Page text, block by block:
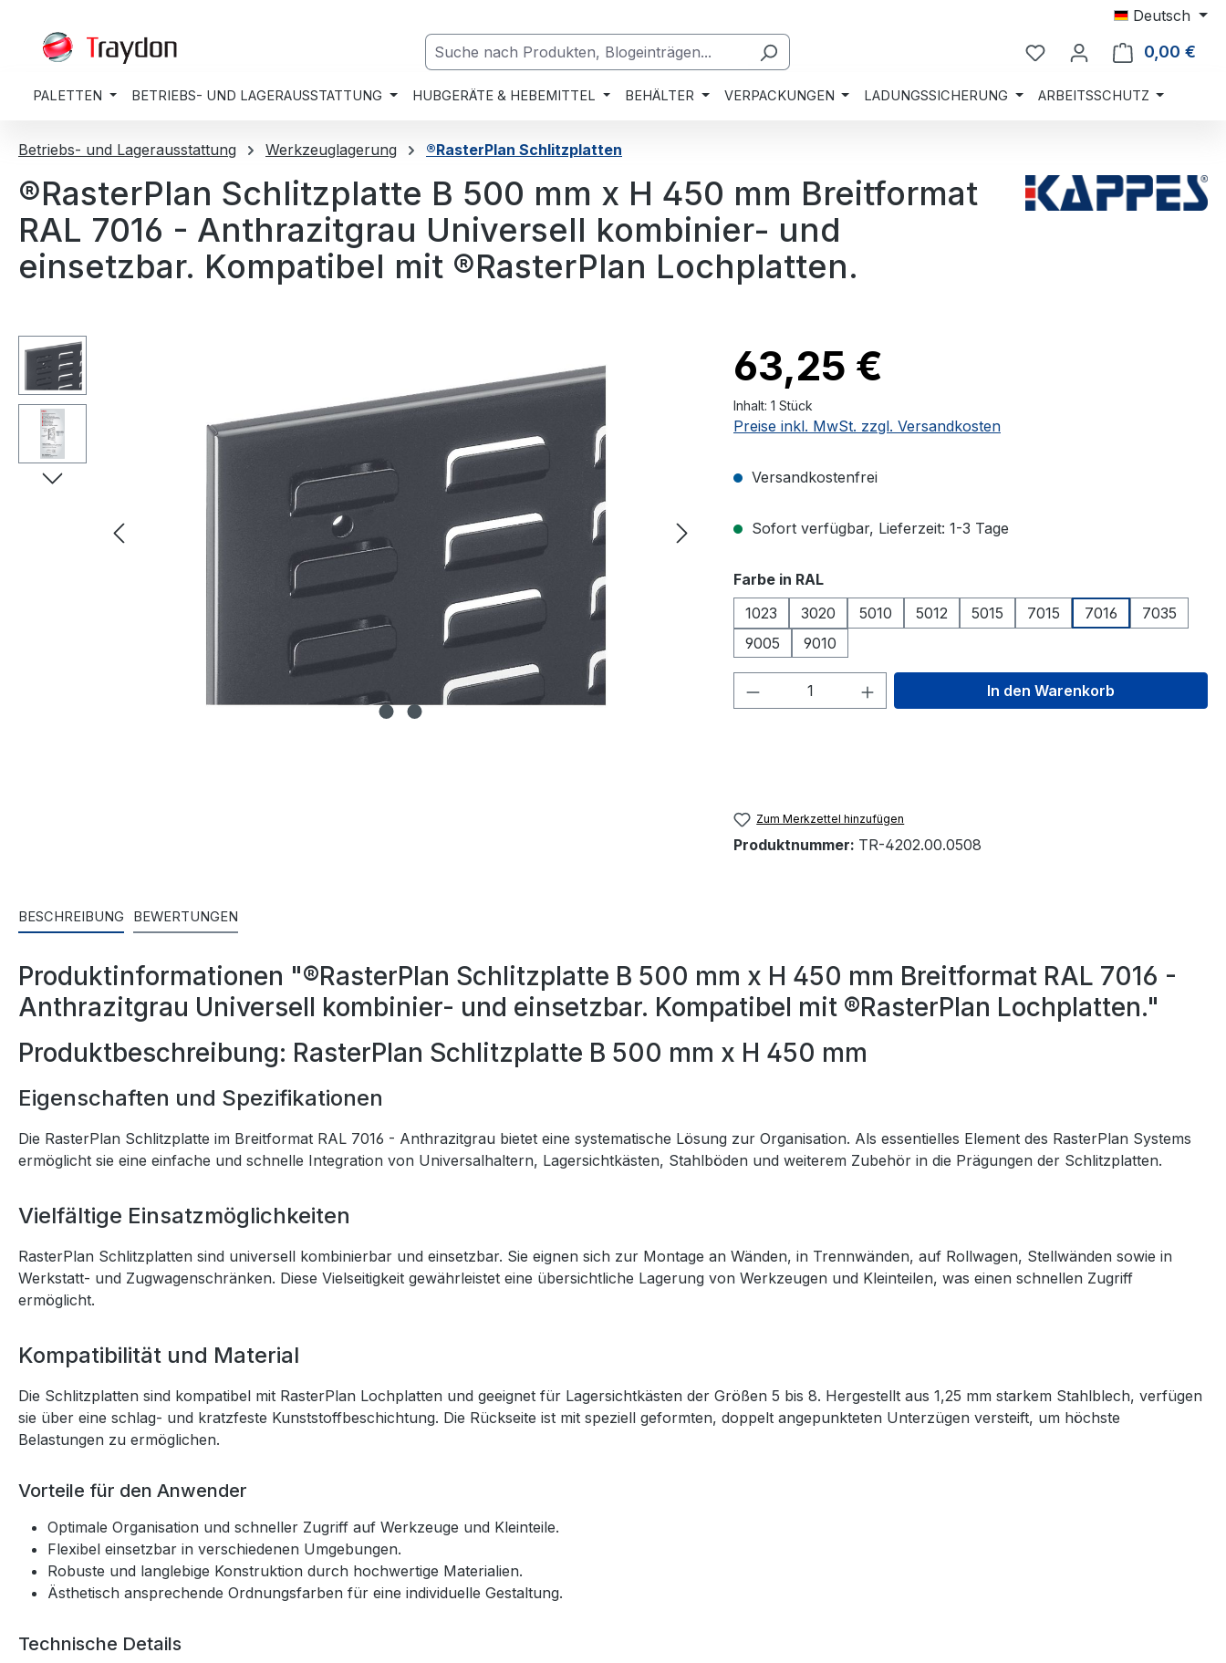
Deutsch
0,00 €
PALETTEN BETRIEBS- UND LAGERAUSSTATTUNG HUBGERÄTE & HEBEMITTEL BEHÄLTER VERPACKUNGEN LADUNGSSICHERUNG ARBEITSSCHUTZ
Betriebs- und Lagerausstattung Werkzeuglagerung ®RasterPlan Schlitzplatten
®RasterPlan Schlitzplatte B 500 mm x H 450 mm Breitformat
RAL 7016 - Anthrazitgrau Universell kombinier- und
einsetzbar. Kompatibel mit ®RasterPlan Lochplatten.
Bildergalerie überspringen 63,25 €
Inhalt: 1 Stück
Preise inkl. MwSt. zzgl. Versandkosten
Versandkostenfrei
Sofort verfügbar, Lieferzeit: 1-3 Tage
Farbe in RALauswählen
1023
3020 5010 5012 5015 7015 7016
7035
9005
9010
Produkt Anzahl: Gib den gewünschten Wert
In den Warenkorb
Zum Merkzettel hinzufügen
Produktnummer: TR-4202.00.0508
BESCHREIBUNG BEWERTUNGEN
Produktinformationen "®RasterPlan Schlitzplatte B 500 mm x H 450 mm Breitformat RAL 7016 -
Anthrazitgrau Universell kombinier- und einsetzbar. Kompatibel mit ®RasterPlan Lochplatten."
Produktbeschreibung: RasterPlan Schlitzplatte B 500 mm x H 450 mm
Eigenschaften und Spezifikationen
Die RasterPlan Schlitzplatte im Breitformat RAL 7016 - Anthrazitgrau bietet eine systematische Lösung zur Organisation. Als essentielles Element des RasterPlan Systems
ermöglicht sie eine einfache und schnelle Integration von Universalhaltern, Lagersichtkästen, Stahlböden und weiterem Zubehör in die Prägungen der Schlitzplatten.
Vielfältige Einsatzmöglichkeiten
RasterPlan Schlitzplatten sind universell kombinierbar und einsetzbar. Sie eignen sich zur Montage an Wänden, in Trennwänden, auf Rollwagen, Stellwänden sowie in
Werkstatt- und Zugwagenschränken. Diese Vielseitigkeit gewährleistet eine übersichtliche Lagerung von Werkzeugen und Kleinteilen, was einen schnellen Zugriff
ermöglicht.
Kompatibilität und Material
Die Schlitzplatten sind kompatibel mit RasterPlan Lochplatten und geeignet für Lagersichtkästen der Größen 5 bis 8. Hergestellt aus 1,25 mm starkem Stahlblech, verfügen
sie über eine schlag- und kratzfeste Kunststoffbeschichtung. Die Rückseite ist mit speziell geformten, doppelt angepunkteten Unterzügen versteift, um höchste
Belastungen zu ermöglichen.
Vorteile für den Anwender
Optimale Organisation und schneller Zugriff auf Werkzeuge und Kleinteile.
Flexibel einsetzbar in verschiedenen Umgebungen.
Robuste und langlebige Konstruktion durch hochwertige Materialien.
Ästhetisch ansprechende Ordnungsfarben für eine individuelle Gestaltung.
Technische Details